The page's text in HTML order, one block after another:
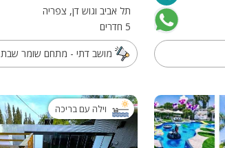
תל אביב וגוש דן, צפריה
5 חדרים
מושב דתי - מתחם שומר שבת
וילה עם בריכה